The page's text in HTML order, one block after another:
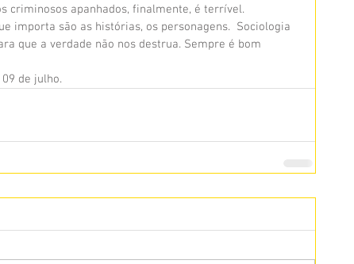
criminosos apanhados, finalmente, é terrível.
importa são as histórias, os personagens.  Sociologia
que a verdade não nos destrua. Sempre é bom
de julho.